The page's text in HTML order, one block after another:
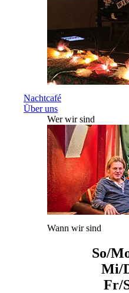
Nachtcafé
Über uns
Wer wir sind
Wann wir sind
So/
Mi/
Fr/